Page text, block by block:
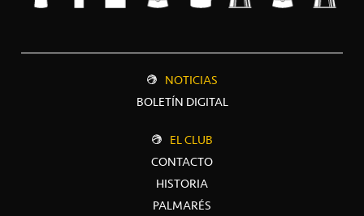
NOTICIAS
BOLETÍN DIGITAL
EL CLUB
CONTACTO
HISTORIA
PALMARÉS